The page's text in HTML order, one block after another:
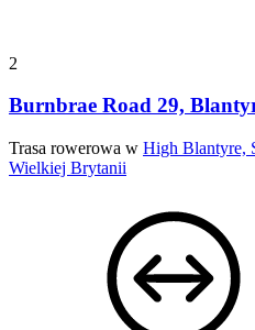
2
Burnbrae Road 29,
Trasa rowerowa w High Blantyre,
Wielkiej Brytanii